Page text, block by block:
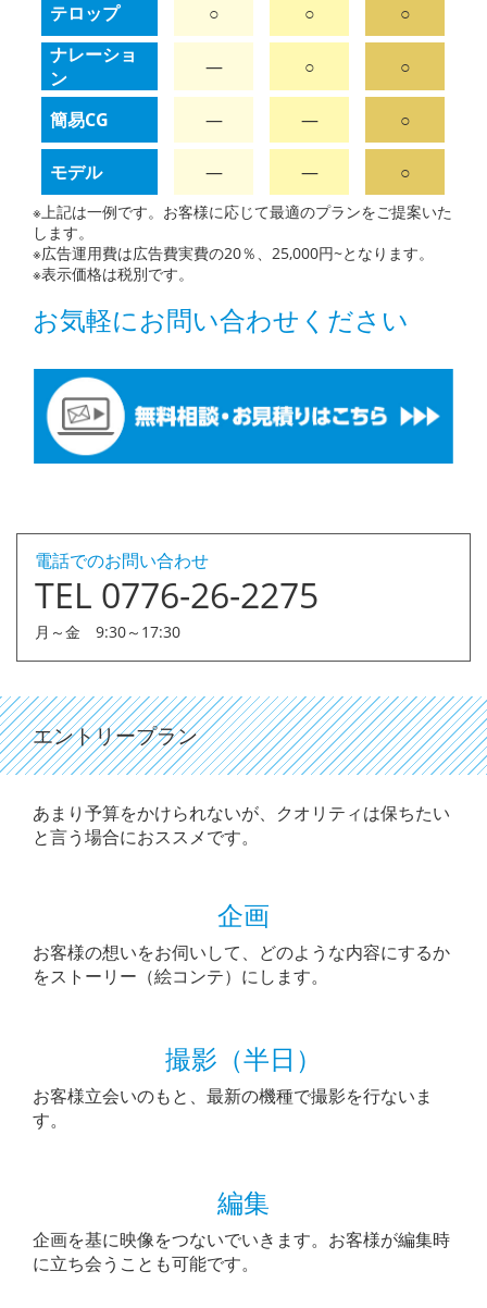
テロップ ○ ○
○
ナレーショ
ン
― ○ ○
簡易CG ― ― ○
モデル ― ― ○
※上記は一例です。お客様に応じて最適のプランをご提案いた
します。
※広告運用費は広告費実費の20％、25,000円~となります。
※表示価格は税別です。
お気軽にお問い合わせください
電話でのお問い合わせ
TEL 0776-26-2275
月～金 9:30～17:30
エントリープラン
あまり予算をかけられないが、クオリティは保ちたい
と言う場合におススメです。
企画
お客様の想いをお伺いして、どのような内容にするか
をストーリー（絵コンテ）にします。
撮影（半日）
お客様立会いのもと、最新の機種で撮影を行ないま
す。
編集
企画を基に映像をつないでいきます。お客様が編集時
に立ち会うことも可能です。